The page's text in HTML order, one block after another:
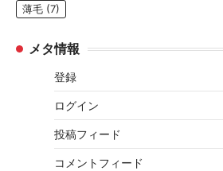
薄毛 (7)
メタ情報
登録
ログイン
投稿フィード
コメントフィード